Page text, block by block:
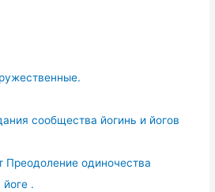
сообщества йогинь и йогов
Преодоление одиночества
.